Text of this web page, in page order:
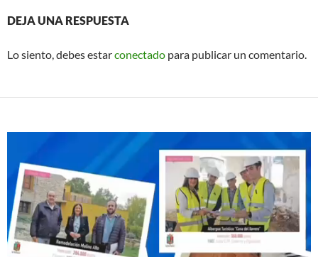
DEJA UNA RESPUESTA
Lo siento, debes estarconectado para publicar un comentario.